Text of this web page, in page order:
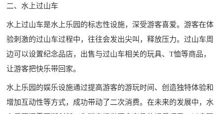
二、水上过山车
水上过山车是水上乐园的标志性设施，深受游客喜爱。游客在体
验刺激的过山车过程中，往往会发出尖叫，释放压力。过山车周
边可以设置纪念品店，出售与过山车相关的玩具、T恤等商品，
让游客把快乐带回家。
水上乐园的娱乐设施通过提高游客的游玩时间、创造独特体验和
增加互动性等方式，成功带动了二次消费。在未来的发展中，水